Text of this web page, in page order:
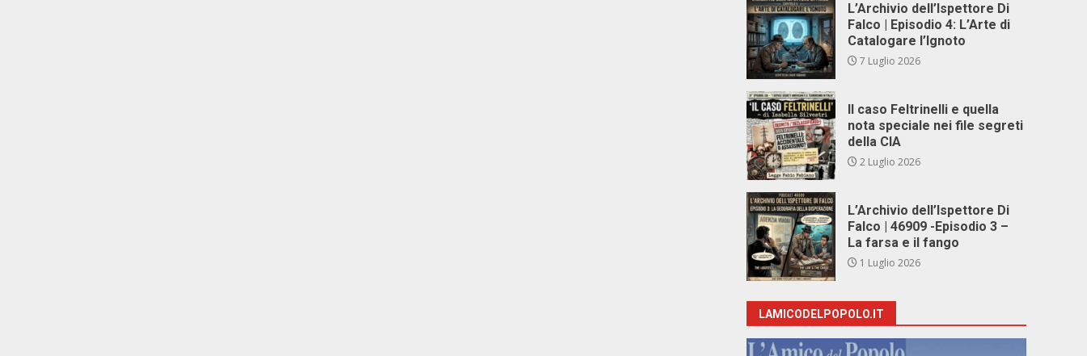
L’Archivio dell’Ispettore Di
Falco | Episodio 4: L’Arte di
Catalogare l’Ignoto
7 Luglio 2026
Il caso Feltrinelli e quella
nota speciale nei file segreti
della CIA
2 Luglio 2026
L’Archivio dell’Ispettore Di
Falco | 46909 -Episodio 3 –
La farsa e il fango
1 Luglio 2026
LAMICODELPOPOLO.IT